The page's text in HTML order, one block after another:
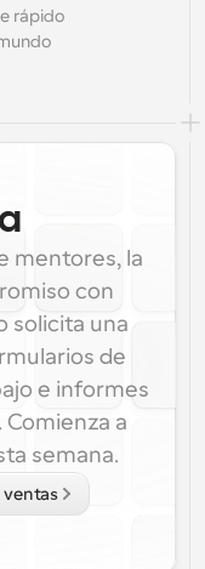
rápido
mentores, la
con
solicita una
de
e informes
a
semana.
ventas